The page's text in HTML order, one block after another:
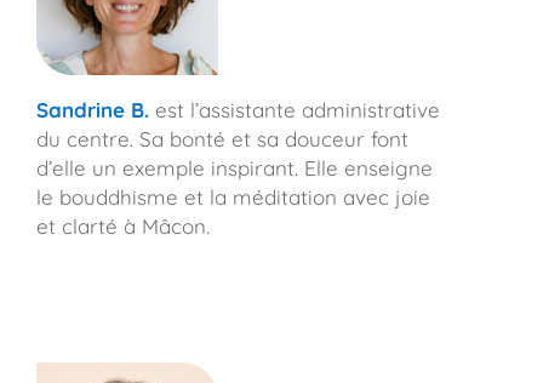
Sandrine B.est l’assistante administrative
du centre. Sa bonté et sa douceur font
d’elle un exemple inspirant. Elle enseigne
le bouddhisme et la méditation avec joie
et clarté à Mâcon.